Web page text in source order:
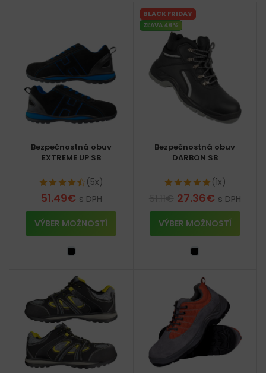
Bezpečnostná obuv
EXTREME UP SB
(5x)
51.49€ s DPH
VÝBER MOŽNOSTÍ
BLACK FRIDAY
ZĽAVA 46%
Bezpečnostná obuv
DARBON SB
(1x)
27.36€ s DPH
VÝBER MOŽNOSTÍ